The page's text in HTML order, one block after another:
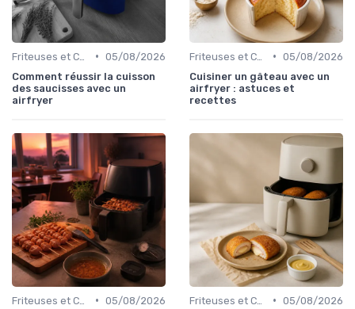
• 05/08/2026
Comment réussir la cuisson
des saucisses avec un
airfryer
• 05/08/2026
Cuisiner un gâteau avec un
airfryer : astuces et
recettes
• 05/08/2026
• 05/08/2026